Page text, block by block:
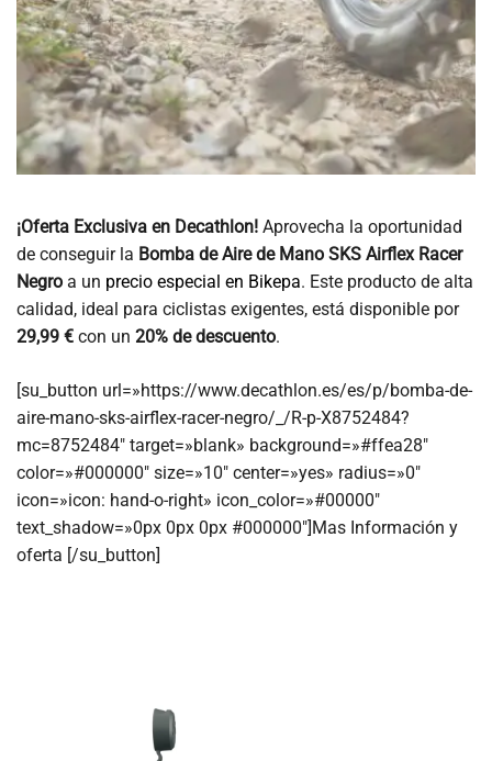
¡Oferta Exclusiva en Decathlon! Aprovecha la oportunidad
de conseguir la Bomba de Aire de Mano SKS Airflex Racer
Negro a un precio especial en Bikepa. Este producto de alta
calidad, ideal para ciclistas exigentes, está disponible por
29,99 € con un 20% de descuento.
[su_button url=»https://www.decathlon.es/es/p/bomba-de-
aire-mano-sks-airflex-racer-negro/_/R-p-X8752484?
mc=8752484″ target=»blank» background=»#ffea28″
color=»#000000″ size=»10″ center=»yes» radius=»0″
icon=»icon: hand-o-right» icon_color=»#00000″
text_shadow=»0px 0px 0px #000000″]Mas Información y
oferta [/su_button]